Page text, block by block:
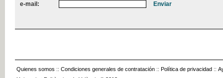
e-mail:
Quienes somos :: Condiciones generales de contratación :: Política de privacidad ::